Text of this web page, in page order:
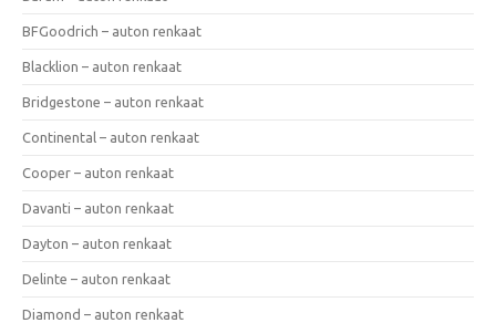
BFGoodrich – auton renkaat
Blacklion – auton renkaat
Bridgestone – auton renkaat
Continental – auton renkaat
Cooper – auton renkaat
Davanti – auton renkaat
Dayton – auton renkaat
Delinte – auton renkaat
Diamond – auton renkaat